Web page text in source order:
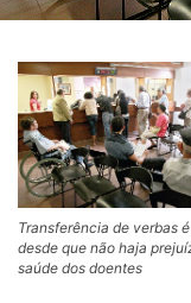
Transferência de verbas
desde que não haja
saúde dos doentes